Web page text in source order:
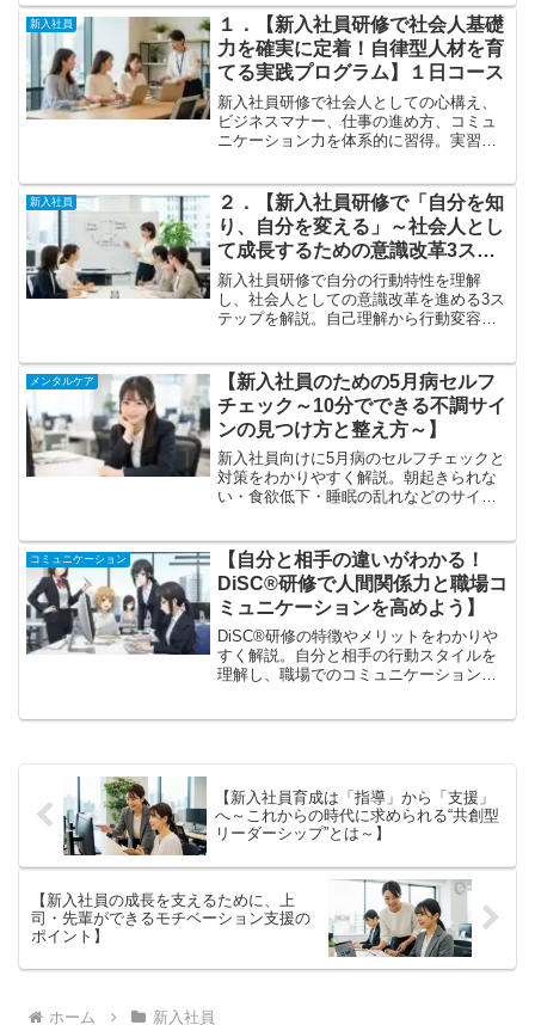
説。仕事と生活の両立を支える育成のポ
イントを紹介します。
新入社員
１．【新入社員研修で社会人基礎
力を確実に定着！自律型人材を育
てる実践プログラム】１日コース
新入社員研修で社会人としての心構え、
ビジネスマナー、仕事の進め方、コミュ
ニケーション力を体系的に習得。実習・
しての基礎力を身につけます。
新入社員
２．【新入社員研修で「自分を知
り、自分を変える」～社会人とし
て成長するための意識改革3ステ
ップ～】１日コース
新入社員研修で自分の行動特性を理解
し、社会人としての意識改革を進める3ス
テップを解説。自己理解から行動変容ま
を支援し、主体的に行動できる人材育成
につなげます。
メンタルケア
【新入社員のための5月病セルフ
チェック～10分でできる不調サイ
ンの見つけ方と整え方～】
新入社員向けに5月病のセルフチェックと
対策をわかりやすく解説。朝起きられな
い・食欲低下・睡眠の乱れなどのサイン
を把握し、無理なく整える具体的なヒン
トが得られます。
コミュニケーション
【自分と相手の違いがわかる！
DiSC®研修で人間関係力と職場コ
ミュニケーションを高めよう】
DiSC®研修の特徴やメリットをわかりや
すく解説。自分と相手の行動スタイルを
理解し、職場でのコミュニケーションや
【新入社員育成は「指導」から「支援」
へ～これからの時代に求められる“共創型
リーダーシップ”とは～】
【新入社員の成長を支えるために、上
司・先輩ができるモチベーション支援の
ポイント】
ホーム 新入社員